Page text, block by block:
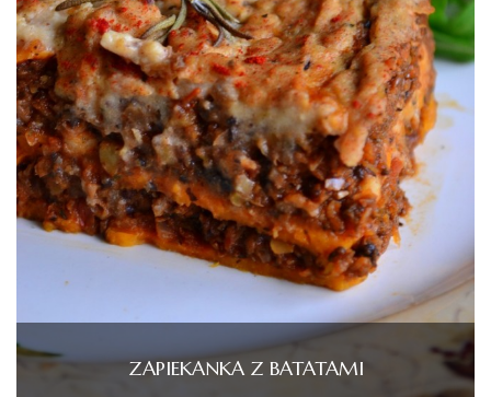
ZAPIEKANKA Z BATATAMI